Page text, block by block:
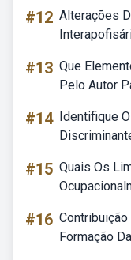
#12 Alterações
#13 Que
Pelo Autor
#14 Identifique
#15 Quais Os
#16
Formação